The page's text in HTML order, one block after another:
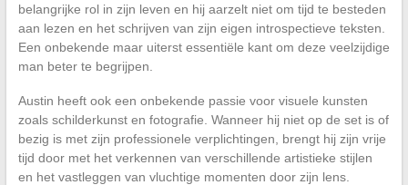
belangrijke rol in zijn leven en hij aarzelt niet om tijd te besteden
aan lezen en het schrijven van zijn eigen introspectieve teksten.
Een onbekende maar uiterst essentiële kant om deze veelzijdige
man beter te begrijpen.
Austin heeft ook een onbekende passie voor visuele kunsten
zoals schilderkunst en fotografie. Wanneer hij niet op de set is of
bezig is met zijn professionele verplichtingen, brengt hij zijn vrije
tijd door met het verkennen van verschillende artistieke stijlen
en het vastleggen van vluchtige momenten door zijn lens.